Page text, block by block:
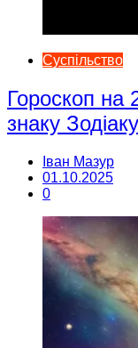
Суспільство
Гороскоп на
знаку
Іван Мазур
01.10.2025
0